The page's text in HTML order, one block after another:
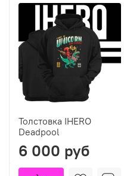
Толстовка IHERO
Deadpool
6 000 руб